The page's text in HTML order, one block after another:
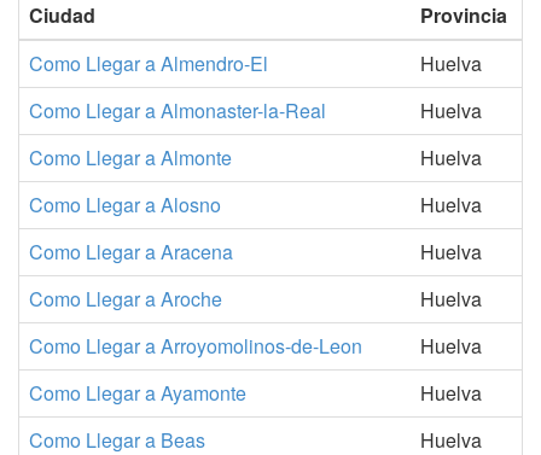
Ciudad
Provincia
Como Llegar a Almendro-El
Huelva
Como Llegar a Almonaster-la-Real
Huelva
Como Llegar a Almonte
Huelva
Como Llegar a Alosno
Huelva
Como Llegar a Aracena
Huelva
Como Llegar a Aroche
Huelva
Como Llegar a Arroyomolinos-de-Leon
Huelva
Como Llegar a Ayamonte
Huelva
Como Llegar a Beas
Huelva